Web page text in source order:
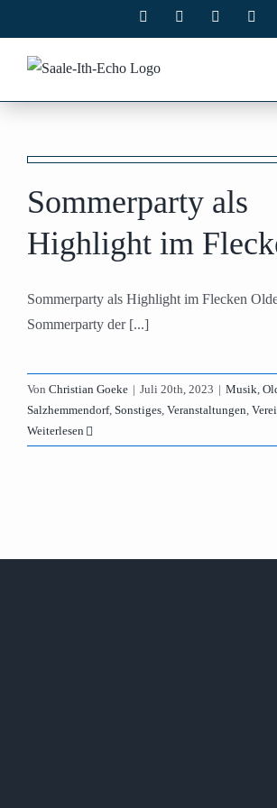
Inhalt
springen
Facebook Instagram
Sommerparty als
Highlight im
Sommerparty als Highlight im Flecken
Sommerparty der [...]
Von Christian Goeke | Juli 20th, 2023 | Musik,
Salzhemmendorf, Sonstiges, Veranstaltungen,
Weiterlesen